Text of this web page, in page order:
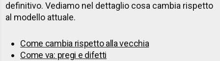
definitivo. Vediamo nel dettaglio cosa cambia rispetto
al modello attuale.
Come cambia rispetto alla vecchia
Come va: pregi e difetti